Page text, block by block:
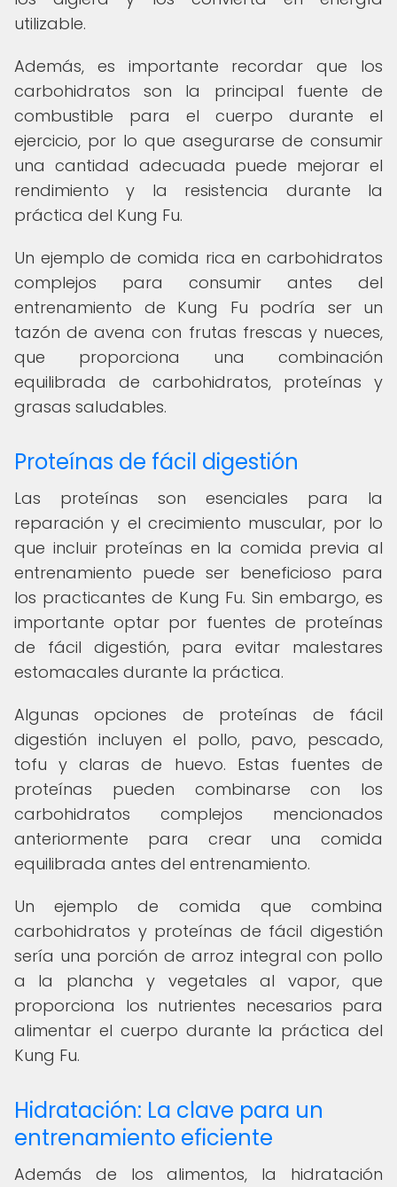
utilizable.
Además, es importante recordar que los
carbohidratos son la principal fuente de
combustible para el cuerpo durante el
ejercicio, por lo que asegurarse de consumir
una cantidad adecuada puede mejorar el
rendimiento y la resistencia durante la
práctica del Kung Fu.
Un ejemplo de comida rica en carbohidratos
complejos para consumir antes del
entrenamiento de Kung Fu podría ser un
tazón de avena con frutas frescas y nueces,
que proporciona una combinación
equilibrada de carbohidratos, proteínas y
grasas saludables.
Proteínas de fácil digestión
Las proteínas son esenciales para la
reparación y el crecimiento muscular, por lo
que incluir proteínas en la comida previa al
entrenamiento puede ser beneficioso para
los practicantes de Kung Fu. Sin embargo, es
importante optar por fuentes de proteínas
de fácil digestión, para evitar malestares
estomacales durante la práctica.
Algunas opciones de proteínas de fácil
digestión incluyen el pollo, pavo, pescado,
tofu y claras de huevo. Estas fuentes de
proteínas pueden combinarse con los
carbohidratos complejos mencionados
anteriormente para crear una comida
equilibrada antes del entrenamiento.
Un ejemplo de comida que combina
carbohidratos y proteínas de fácil digestión
sería una porción de arroz integral con pollo
a la plancha y vegetales al vapor, que
proporciona los nutrientes necesarios para
alimentar el cuerpo durante la práctica del
Kung Fu.
Hidratación: La clave para un
entrenamiento eficiente
Además de los alimentos, la hidratación